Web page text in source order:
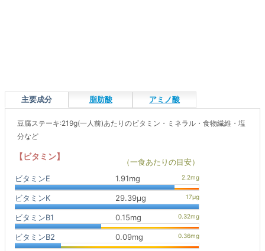
主要成分 脂肪酸 アミノ酸
豆腐ステーキ:219g(一人前)あたりのビタミン・ミネラル・食物繊維・塩
分など
【ビタミン】
（一食あたりの目安）
ビタミンE
1.91mg
ビタミンK 29.39μg
ビタミンB1 0.15mg
ビタミンB2 0.09mg